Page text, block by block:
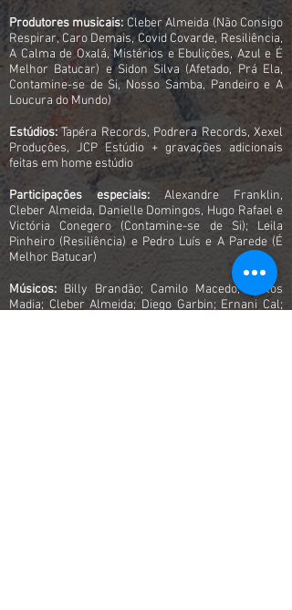
Produtores musicais: Cleber Almeida (Não Consigo
Respirar, Caro Demais, Covid Covarde, Resiliência,
A Calma de Oxalá, Mistérios e Ebulições, Azul e É
Melhor Batucar) e Sidon Silva (Afetado, Prá Ela,
Contamine-se de Si, Nosso Samba, Pandeiro e A
Loucura do Mundo)
Estúdios: Tapéra Records, Podrera Records, Xexel
Produções, JCP Estúdio + gravações adicionais
feitas em home estúdio
Participações especiais: Alexandre Franklin,
Cleber Almeida, Danielle Domingos, Hugo Rafael e
Victória Conegero (Contamine-se de Si); Leila
Pinheiro (Resiliência) e Pedro Luís e A Parede (É
Melhor Batucar)
Músicos: Billy Brandão; Camilo Macedo; Carlos
Madia; Cleber Almeida; Diego Garbin; Ernani Cal;